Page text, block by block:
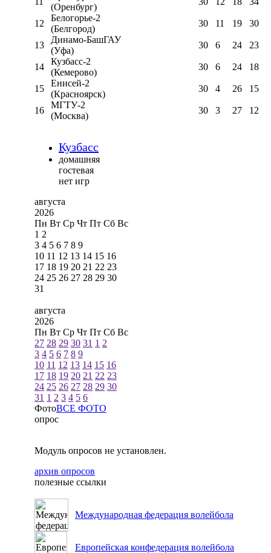
(Оренбург)
12
Белогорье-2
(Белгород)
30 11 19 30
13
Динамо-БашГАУ
(Уфа)
30 6 24 23
14
Кузбасс-2
(Кемерово)
30 6 24 18
15
Енисей-2
(Красноярск)
30 4 26 15
16
МГТУ-2
(Москва)
30 3 27 12
Кузбасс
домашняя
гостевая
нет игр
августа
2026
Пн Вт Ср Чт Пт Сб Вс
1 2
3 4 5 6 7 8 9
10 11 12 13 14 15 16
17 18 19 20 21 22 23
24 25 26 27 28 29 30
31
августа
2026
Пн Вт Ср Чт Пт Сб Вс
27 28 29 30 31 1 2
3 4 5 6 7 8 9
10 11 12 13 14 15 16
17 18 19 20 21 22 23
24 25 26 27 28 29 30
31 1 2 3 4 5 6
ФотоВСЕ ФОТО
опрос
Модуль опросов не установлен.
архив опросов
полезные ссылки
Международная федерация волейбола
Европейская конфедерация волейбола